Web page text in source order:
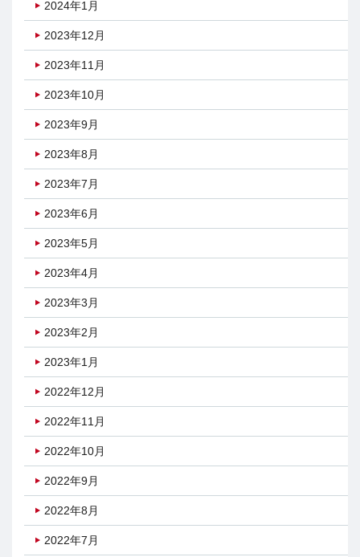
2024年1月
2023年12月
2023年11月
2023年10月
2023年9月
2023年8月
2023年7月
2023年6月
2023年5月
2023年4月
2023年3月
2023年2月
2023年1月
2022年12月
2022年11月
2022年10月
2022年9月
2022年8月
2022年7月